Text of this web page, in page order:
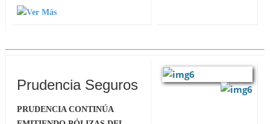
Prudencia Seguros
PRUDENCIA CONTINÚA